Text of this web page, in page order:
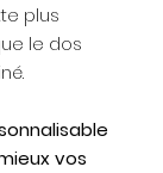
plus
le dos
vos